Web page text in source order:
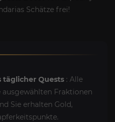
Schätze frei!
täglicher Quests : Alle
Fraktionen
Sie erhalten Gold,